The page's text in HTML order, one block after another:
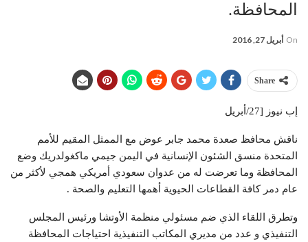
المحافظة.
On أبريل 27, 2016
Share
إب نيوز [27/أبريل
ناقش محافظ صعدة محمد جابر عوض مع الممثل المقيم للأمم
المتحدة منسق الشئون الإنسانية في اليمن جيمي ماكغولدريك وضع
المحافظة وما تعرضت له من عدوان سعودي أمريكي همجي لأكثر من
عام دمر كافة القطاعات الحيوية أهمها التعليم والصحة .
وتطرق اللقاء الذي ضم مسئولي منظمة الأوتشا ورئيس المجلس
التنفيذي و عدد من مديري المكاتب التنفيذية احتياجات المحافظة